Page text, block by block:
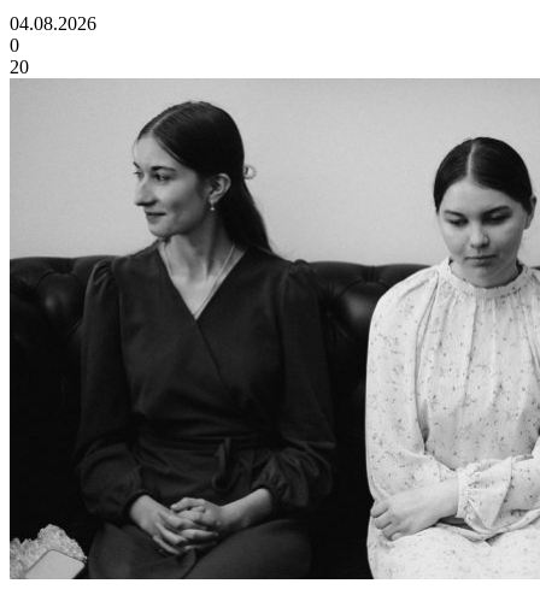
04.08.2026
0
20